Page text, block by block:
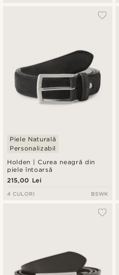
Holden | Curea neagră din
piele întoarsă
Piele Naturală
Personalizabil
215,00 Lei
4 CULORI BSWK